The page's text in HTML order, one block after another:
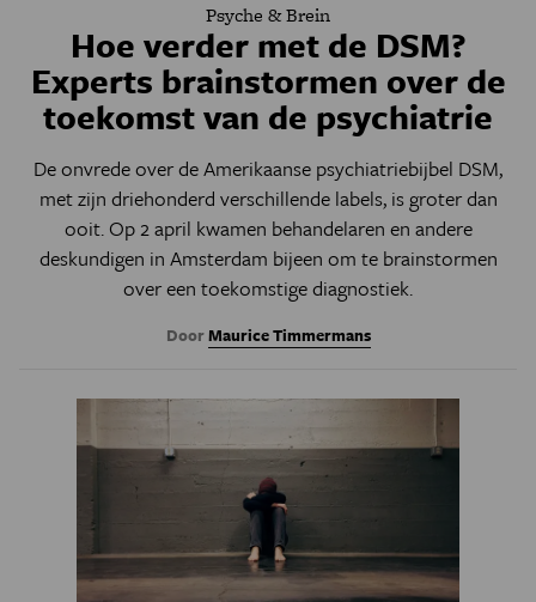
Psyche & Brein
Hoe verder met de DSM?
Experts brainstormen over de
toekomst van de psychiatrie
De onvrede over de Amerikaanse psychiatriebijbel DSM,
met zijn driehonderd verschillende labels, is groter dan
ooit. Op 2 april kwamen behandelaren en andere
deskundigen in Amsterdam bijeen om te brainstormen
over een toekomstige diagnostiek.
DoorMaurice Timmermans